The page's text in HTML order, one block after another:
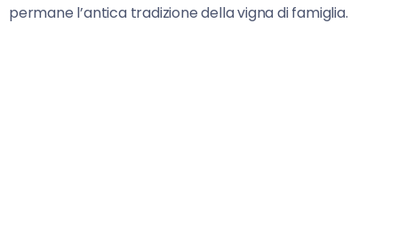
permane l’antica tradizione della vigna di famiglia.